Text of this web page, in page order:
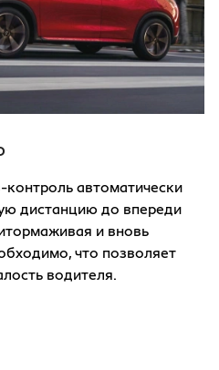
автоматически
дистанцию до впереди
и вновь
что позволяет
водителя.